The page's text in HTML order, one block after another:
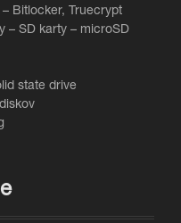
Bitlocker, Truecrypt
– SD karty – microSD
state drive